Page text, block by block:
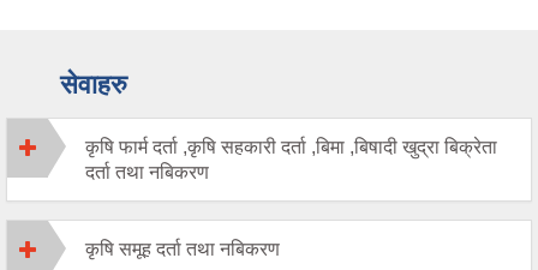
सेवाहरु
कृषि फार्म दर्ता ,कृषि सहकारी दर्ता ,बिमा ,बिषादी खुद्रा बिक्रेता
दर्ता तथा नबिकरण
कृषि समूह दर्ता तथा नबिकरण